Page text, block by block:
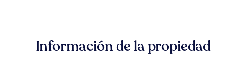
Información de la propiedad